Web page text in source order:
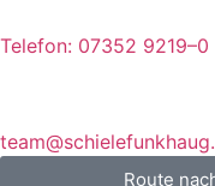
Telefon: 07352 9219–0
Route